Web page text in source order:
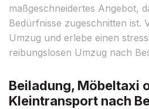
maßgeschneidertes Angebot,
Bedürfnisse zugeschnitten ist.
Umzug und erlebe einen
reibungslosen Umzug nach
Beiladung, Möbeltaxi
Kleintransport nach